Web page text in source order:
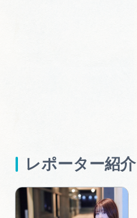
レポーター紹介